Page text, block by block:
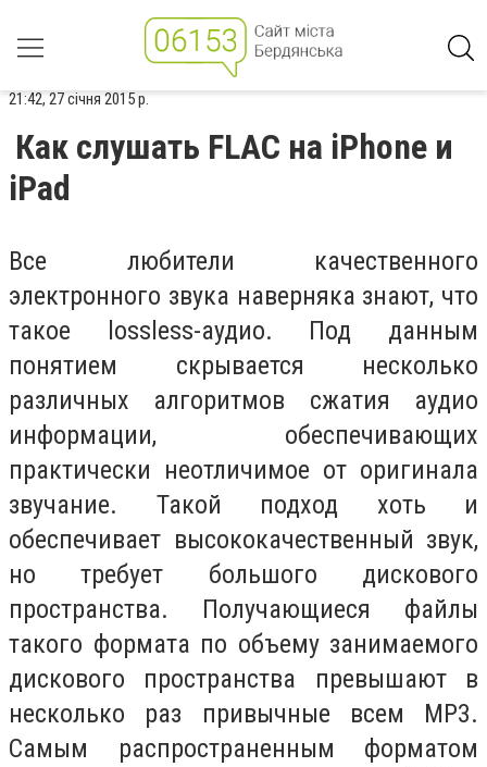
21:42, 27 січня 2015 р.
Как слушать FLAC на iPhone и
iPad
Все любители качественного
электронного звука наверняка знают, что
такое lossless-аудио. Под данным
понятием скрывается несколько
различных алгоритмов сжатия аудио
информации, обеспечивающих
практически неотличимое от оригинала
звучание. Такой подход хоть и
обеспечивает высококачественный звук,
но требует большого дискового
пространства. Получающиеся файлы
такого формата по объему занимаемого
дискового пространства превышают в
несколько раз привычные всем MP3.
Самым распространенным форматом